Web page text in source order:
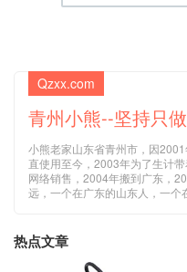
Qzxx.com
青州小熊--坚持只
小熊老家山东省青州市，因
直使用至今，2003年为了生计
网络销售，2004年搬到广东，
远，一个在广东的山东人，一个
热点文章